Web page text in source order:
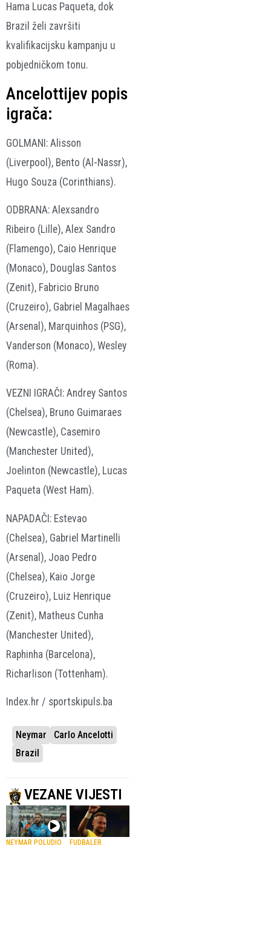
Hama Lucas Paqueta, dok
Brazil želi završiti
kvalifikacijsku kampanju u
pobjedničkom tonu.
Ancelottijev popis
igrača:
GOLMANI: Alisson
(Liverpool), Bento (Al-Nassr),
Hugo Souza (Corinthians).
ODBRANA: Alexsandro
Ribeiro (Lille), Alex Sandro
(Flamengo), Caio Henrique
(Monaco), Douglas Santos
(Zenit), Fabricio Bruno
(Cruzeiro), Gabriel Magalhaes
(Arsenal), Marquinhos (PSG),
Vanderson (Monaco), Wesley
(Roma).
VEZNI IGRAČI: Andrey Santos
(Chelsea), Bruno Guimaraes
(Newcastle), Casemiro
(Manchester United),
Joelinton (Newcastle), Lucas
Paqueta (West Ham).
NAPADAČI: Estevao
(Chelsea), Gabriel Martinelli
(Arsenal), Joao Pedro
(Chelsea), Kaio Jorge
(Cruzeiro), Luiz Henrique
(Zenit), Matheus Cunha
(Manchester United),
Raphinha (Barcelona),
Richarlison (Tottenham).
Index.hr / sportskipuls.ba
Neymar
Carlo Ancelotti
Brazil
VEZANE VIJESTI
NEYMAR POLUDIO
FUDBALER